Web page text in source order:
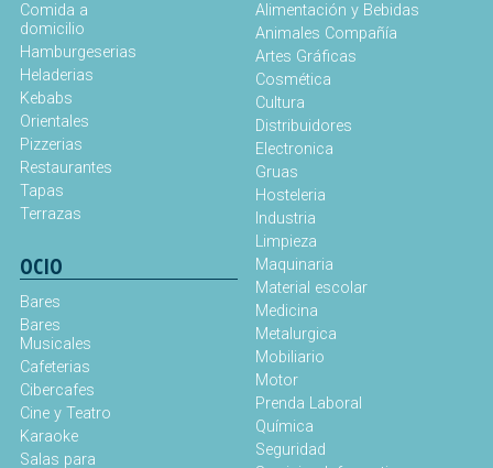
Comida a
domicilio
Hamburgeserias
Heladerias
Kebabs
Orientales
Pizzerias
Restaurantes
Tapas
Terrazas
OCIO
Bares
Bares
Musicales
Cafeterias
Cibercafes
Cine y Teatro
Karaoke
Salas para
Alimentación y Bebidas
Animales Compañía
Artes Gráficas
Cosmética
Cultura
Distribuidores
Electronica
Gruas
Hosteleria
Industria
Limpieza
Maquinaria
Material escolar
Medicina
Metalurgica
Mobiliario
Motor
Prenda Laboral
Química
Seguridad